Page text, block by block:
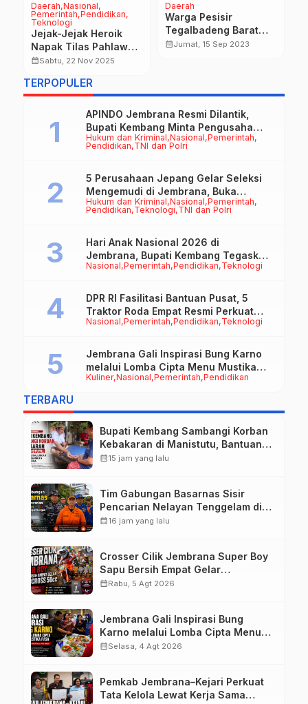
Daerah Nasional
Pemerintah Pendidikan
Teknologi
Jejak-Jejak Heroik
Napak Tilas Pahlawan
Nasional I Gusti
calendar_monthSabtu, 22 Nov 2025
Daerah
Warga Pesisir
Tegalbadeng Barat
Lakukan Ritual Safar
calendar_monthJumat, 15 Sep 2023
TERPOPULER
Hukum dan Kriminal Nasional Pemerintah
Pendidikan TNI dan Polri
APINDO Jembrana Resmi Dilantik,
Bupati Kembang Minta Pengusaha
Jadi Motor Penggerak Ekonomi
Hukum dan Kriminal Nasional Pemerintah
Pendidikan Teknologi TNI dan Polri
5 Perusahaan Jepang Gelar Seleksi
Mengemudi di Jembrana, Buka
Peluang Kerja bagi Calon PMI
Nasional Pemerintah Pendidikan Teknologi
Hari Anak Nasional 2026 di
Jembrana, Bupati Kembang Tegaskan
Pentingnya Karakter dan Budaya di
Nasional Pemerintah Pendidikan Teknologi
DPR RI Fasilitasi Bantuan Pusat, 5
Traktor Roda Empat Resmi Perkuat
Mekanisasi Pertanian Jembrana
Kuliner Nasional Pemerintah Pendidikan
Jembrana Gali Inspirasi Bung Karno
melalui Lomba Cipta Menu Mustika
Rasa
TERBARU
Bupati Kembang Sambangi Korban
Kebakaran di Manistutu, Bantuan
Disalurkan untuk Ringankan Beban
calendar_month15 jam yang lalu
Tim Gabungan Basarnas Sisir
Pencarian Nelayan Tenggelam di
Perairan Pantai Pengambengan
calendar_month16 jam yang lalu
Crosser Cilik Jembrana Super Boy
Sapu Bersih Empat Gelar
Motocross 50cc
calendar_monthRabu, 5 Agt 2026
Jembrana Gali Inspirasi Bung
Karno melalui Lomba Cipta Menu
Mustika Rasa
calendar_monthSelasa, 4 Agt 2026
Pemkab Jembrana–Kejari Perkuat
Tata Kelola Lewat Kerja Sama